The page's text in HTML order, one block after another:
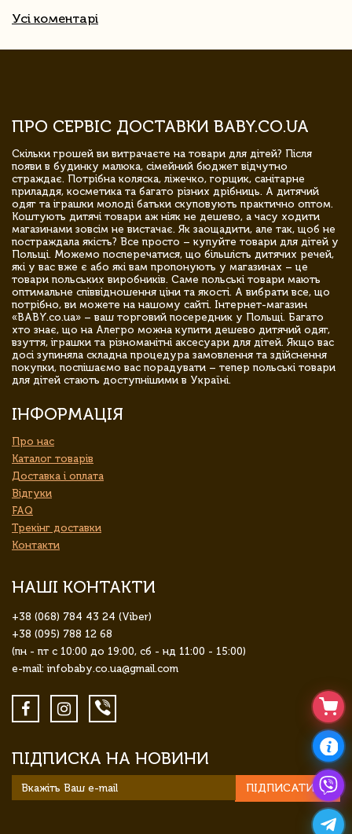
Усі коментарі
ПРО СЕРВІС ДОСТАВКИ BABY.CO.UA
Скільки грошей ви витрачаєте на товари для дітей? Після
появи в будинку малюка, сімейний бюджет відчутно
страждає. Потрібна коляска, ліжечко, горщик, санітарне
приладдя, косметика та багато різних дрібниць. А дитячий
одяг та іграшки молоді батьки скуповують практично оптом.
Коштують дитячі товари аж ніяк не дешево, а часу ходити
магазинами зовсім не вистачає. Як заощадити, але так, щоб не
постраждала якість? Все просто – купуйте товари для дітей у
Польщі. Можемо посперечатися, що більшість дитячих речей,
які у вас вже є або які вам пропонують у магазинах – це
товари польських виробників. Саме польські товари мають
оптимальне співвідношення ціни та якості. А вибрати все, що
потрібно, ви можете на нашому сайті. Інтернет-магазин
«BABY.co.ua» – ваш торговий посередник у Польщі. Багато
хто знає, що на Алегро можна купити дешево дитячий одяг,
взуття, іграшки та різноманітні аксесуари для дітей. Якщо вас
досі зупиняла складна процедура замовлення та здійснення
покупки, поспішаємо вас порадувати – тепер польські товари
для дітей стають доступнішими в Україні.
ІНФОРМАЦІЯ
Про нас
Каталог товарів
Доставка і оплата
Відгуки
FAQ
Трекінг доставки
Контакти
НАШІ КОНТАКТИ
+38 (068) 784 43 24 (Viber)
+38 (095) 788 12 68
(пн - пт с 10:00 до 19:00, сб - нд 11:00 - 15:00)
e-mail: infobaby.co.ua@gmail.com
ПІДПИСКА НА НОВИНИ
ПІДПИСАТИСЯ